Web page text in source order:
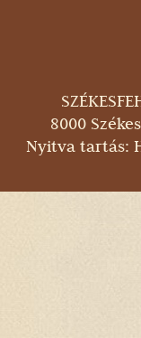
8000
Nyitva tartás: